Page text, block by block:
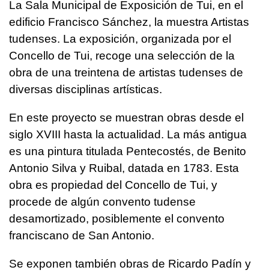
La Sala Municipal de Exposición de Tui, en el
edificio Francisco Sánchez, la muestra Artistas
tudenses. La exposición, organizada por el
Concello de Tui, recoge una selección de la
obra de una treintena de artistas tudenses de
diversas disciplinas artísticas.
En este proyecto se muestran obras desde el
siglo XVIII hasta la actualidad. La más antigua
es una pintura titulada Pentecostés, de Benito
Antonio Silva y Ruibal, datada en 1783. Esta
obra es propiedad del Concello de Tui, y
procede de algún convento tudense
desamortizado, posiblemente el convento
franciscano de San Antonio.
Se exponen también obras de Ricardo Padín y